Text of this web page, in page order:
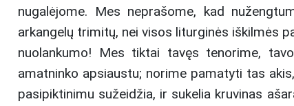
nugalėjome. Mes neprašome, kad
arkangelų trimitų, nei visos liturginės iškilmės
nuolankumo! Mes tiktai tavęs tenorime,
amatninko apsiaustu; norime pamatyti tas
pasipiktinimu sužeidžia, ir sukelia kruvinas